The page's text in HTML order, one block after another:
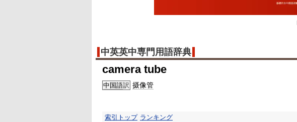
中英英中専門用語辞典
camera tube
中国語訳 摄像管
索引トップ ランキング